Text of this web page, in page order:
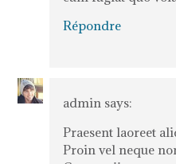
Répondre
admin says:
Praesent laoreet
Proin vel neque